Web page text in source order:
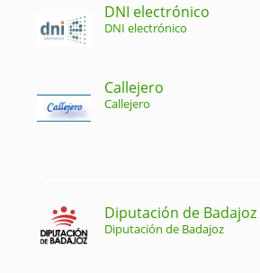
DNI electrónico
DNI electrónico
Callejero
Callejero
Diputación de Badajoz
Diputación de Badajoz